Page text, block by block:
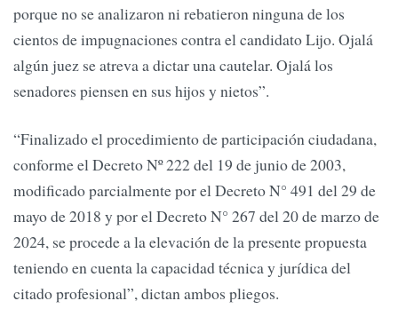
porque no se analizaron ni rebatieron ninguna de los
cientos de impugnaciones contra el candidato Lijo. Ojalá
algún juez se atreva a dictar una cautelar. Ojalá los
senadores piensen en sus hijos y nietos”.
“Finalizado el procedimiento de participación ciudadana,
conforme el Decreto Nº 222 del 19 de junio de 2003,
modificado parcialmente por el Decreto N° 491 del 29 de
mayo de 2018 y por el Decreto N° 267 del 20 de marzo de
2024, se procede a la elevación de la presente propuesta
teniendo en cuenta la capacidad técnica y jurídica del
citado profesional”, dictan ambos pliegos.